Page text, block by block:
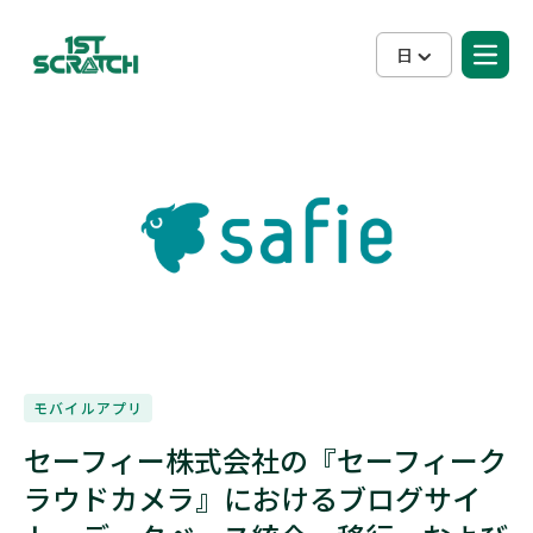
日
モバイルアプリ
セーフィー株式会社の『セーフィーク
ラウドカメラ』におけるブログサイ